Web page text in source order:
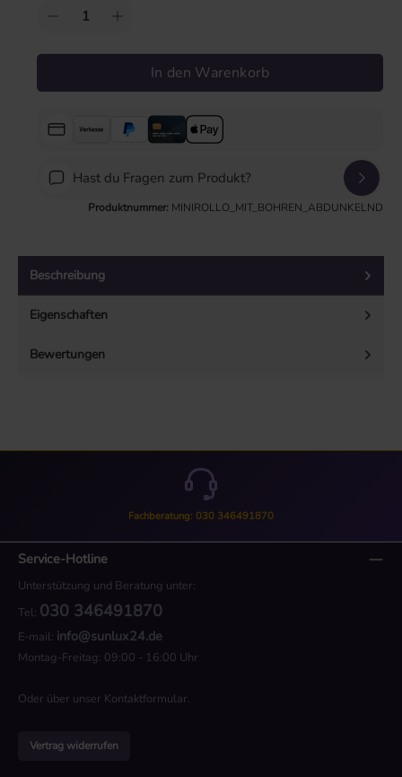
In den Warenkorb
Hast du Fragen zum Produkt?
Produktnummer: MINIROLLO_MIT_BOHREN_ABDUNKELND
Beschreibung
Eigenschaften
Bewertungen
Fachberatung: 030 346491870
Service-Hotline
Unterstützung und Beratung unter:
Tel: 030 346491870
E-mail: info@sunlux24.de
Montag-Freitag: 09:00 - 16:00 Uhr
Oder über unser Kontaktformular.
Vertrag widerrufen